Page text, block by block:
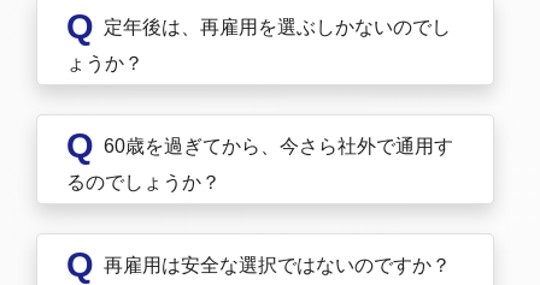
Q 定年後は、再雇用を選ぶしかないのでし
ょうか？
Q 60歳を過ぎてから、今さら社外で通用す
るのでしょうか？
Q 再雇用は安全な選択ではないのですか？